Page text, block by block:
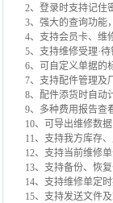
2、登录时支持记住
3、强大的查询功能
4、支持会员卡、维
5、支持维修受理·待
6、可自定义单据的
7、支持配件管理及
8、配件添货时自动
9、多种费用报告查
10、可导出维修数据
11、支持我方库存、
12、支持当前维修单
13、支持备份、恢复
14、支持维修单定时
15、支持发送文件及